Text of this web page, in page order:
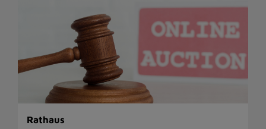
Rathaus